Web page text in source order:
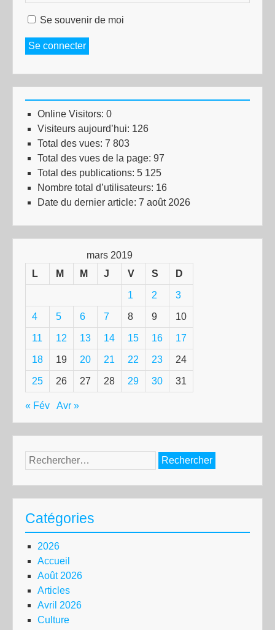
Se souvenir de moi
Se connecter
Online Visitors: 0
Visiteurs aujourd’hui: 126
Total des vues: 7 803
Total des vues de la page: 97
Total des publications: 5 125
Nombre total d’utilisateurs: 16
Date du dernier article: 7 août 2026
mars 2019
L
M M J V S D
1 2 3
4 5 6 7 8 9 10
11 12 13 14 15 16 17
18 19 20 21 22 23 24
25 26 27 28 29 30 31
« Fév Avr »
Rechercher :
Catégories
2026
Accueil
Août 2026
Articles
Avril 2026
Culture